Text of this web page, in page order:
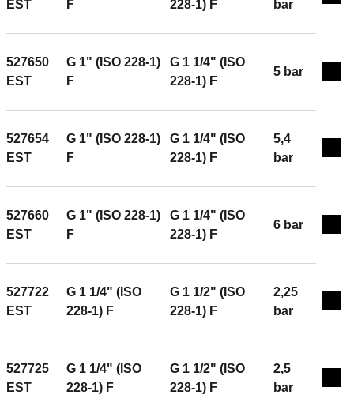
EST F 228-1) F bar
527650
EST
G 1" (ISO 228-1)
F
G 1 1/4" (ISO
228-1) F
5 bar
527654
EST
G 1" (ISO 228-1)
F
G 1 1/4" (ISO
228-1) F
5,4
bar
527660
EST
G 1" (ISO 228-1)
F
G 1 1/4" (ISO
228-1) F
6 bar
527722
EST
G 1 1/4" (ISO
228-1) F
G 1 1/2" (ISO
228-1) F
2,25
bar
527725
EST
G 1 1/4" (ISO
228-1) F
G 1 1/2" (ISO
228-1) F
2,5
bar